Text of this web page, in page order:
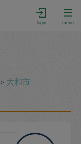
login menu
＞ 大和市